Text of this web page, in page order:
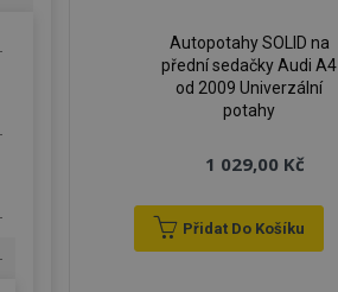
Autopotahy SOLID na
přední sedačky Audi A4
od 2009 Univerzální
potahy
1 029,00 Kč
Přidat Do Košíku